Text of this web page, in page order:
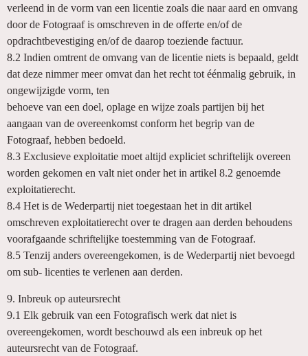
verleend in de vorm van een licentie zoals die naar aard en omvang
door de Fotograaf is omschreven in de offerte en/of de
opdrachtbevestiging en/of de daarop toeziende factuur.
8.2 Indien omtrent de omvang van de licentie niets is bepaald, geldt
dat deze nimmer meer omvat dan het recht tot éénmalig gebruik, in
ongewijzigde vorm, ten
behoeve van een doel, oplage en wijze zoals partijen bij het
aangaan van de overeenkomst conform het begrip van de
Fotograaf, hebben bedoeld.
8.3 Exclusieve exploitatie moet altijd expliciet schriftelijk overeen
worden gekomen en valt niet onder het in artikel 8.2 genoemde
exploitatierecht.
8.4 Het is de Wederpartij niet toegestaan het in dit artikel
omschreven exploitatierecht over te dragen aan derden behoudens
voorafgaande schriftelijke toestemming van de Fotograaf.
8.5 Tenzij anders overeengekomen, is de Wederpartij niet bevoegd
om sub- licenties te verlenen aan derden.
9. Inbreuk op auteursrecht
9.1 Elk gebruik van een Fotografisch werk dat niet is
overeengekomen, wordt beschouwd als een inbreuk op het
auteursrecht van de Fotograaf.